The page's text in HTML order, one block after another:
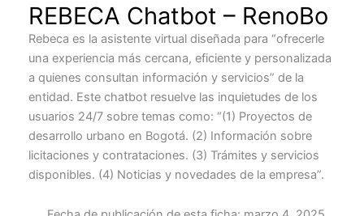
REBECA Chatbot – RenoBo
Rebeca es la asistente virtual diseñada para “ofrecerle
una experiencia más cercana, eficiente y personalizada
a quienes consultan información y servicios” de la
entidad. Este chatbot resuelve las inquietudes de los
usuarios 24/7 sobre temas como: “(1) Proyectos de
desarrollo urbano en Bogotá. (2) Información sobre
licitaciones y contrataciones. (3) Trámites y servicios
disponibles. (4) Noticias y novedades de la empresa”.